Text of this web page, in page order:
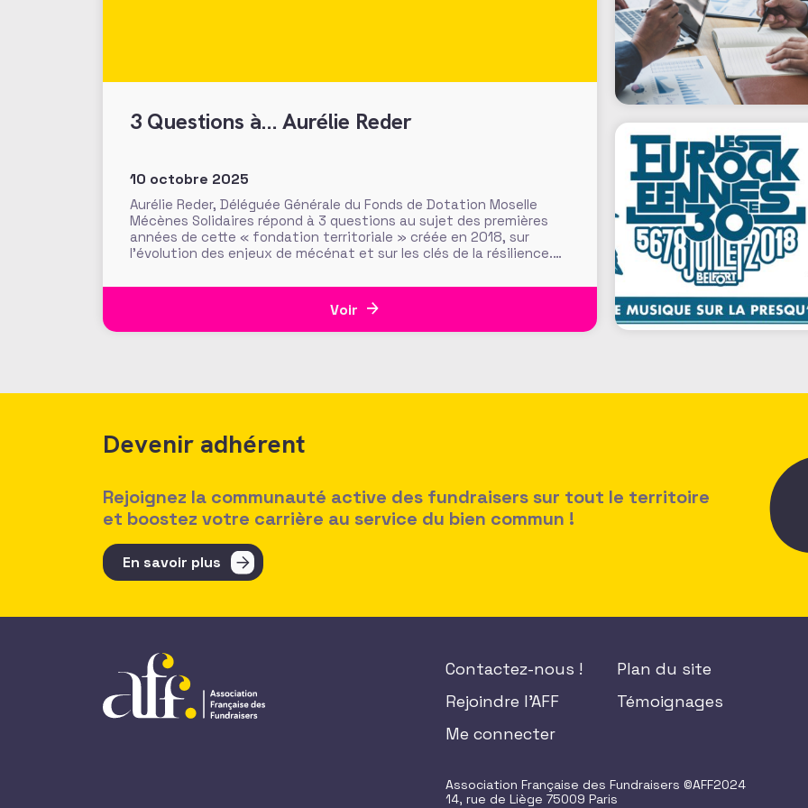
3 Questions à… Aurélie Reder
10 octobre 2025
Aurélie Reder, Déléguée Générale du Fonds de Dotation Moselle
Mécènes Solidaires répond à 3 questions au sujet des premières
années de cette « fondation territoriale » créée en 2018, sur
l’évolution des enjeux de mécénat et sur les clés de la résilience.
Fonds de
Voir
Devenir adhérent
Rejoignez la communauté active des fundraisers sur tout le territoire
et boostez votre carrière au service du bien commun !
En savoir plus
Contactez-nous !
Rejoindre l'AFF
Me connecter
Plan du site
Témoignages
Association Française des Fundraisers ©AFF2024
14, rue de Liège 75009 Paris